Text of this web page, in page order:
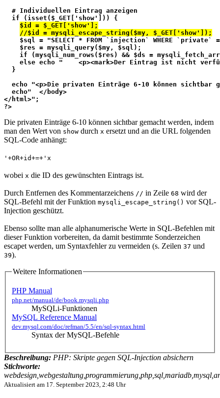
  # Individuellen Eintrag anzeigen
  if (isset($_GET['show'])) {
$id = $_GET['show'];
//$id = mysqli_escape_string($my, $_GET['show']);
$sql = "SELECT * FROM `injection` WHERE `private`
    $res = mysqli_query($my, $sql);
if (mysqli_num_rows($res) && $ds =
else echo "    <p><mark>Der Eintrag ist nicht
  }
echo "<p>Die privaten Einträge 6-10 können sichtbar
  echo"  </body>
</html>";
?>
Die privaten Einträge 6-10 können sichtbar gemacht werden, indem
man den Wert von show durch x ersetzt und an die URL folgenden
SQL-Code anhängt:
'+OR+id+=+'x
wobei x die ID des gewünschten Eintrags ist.
Durch Entfernen des Kommentarzeichens // in Zeile 68 wird der
SQL-Befehl mit der Funktion mysqli_escape_string() vor SQL-
Injection geschützt.
Ebenso sollte man alle alphanumerische Werte in SQL-Befehlen mit
dieser Funktion vorbereiten, da damit bestimmte Sonderzeichen
escapet werden, um Syntaxfehler zu vermeiden (s. Zeilen 37 und
39).
Weitere Informationen
PHP Manual
php.net/manual/de/book.mysqli.php
MySQLi-Funktionen
MySQL Reference Manual
dev.mysql.com/doc/refman/5.5/en/sql-syntax.html
Syntax der MySQL-Befehle
Beschreibung: PHP: Skripte gegen SQL-Injection absichern
Stichworte:
Aktualisiert am 17. September 2023, 2:48 Uhr